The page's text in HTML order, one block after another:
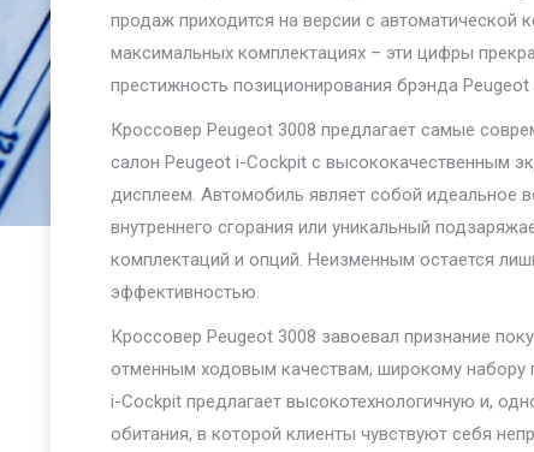
продаж приходится на версии с автоматической
максимальных комплектациях – эти цифры
престижность позиционирования брэнда Peugeot
Кроссовер Peugeot 3008 предлагает самые
салон Peugeot i-Cockpit с высококачественным
дисплеем. Автомобиль являет собой идеальное
внутреннего сгорания или уникальный
комплектаций и опций. Неизменным остается
эффективностью.
Кроссовер Peugeot 3008 завоевал признание
отменным ходовым качествам, широкому набору
i-Cockpit предлагает высокотехнологичную и,
обитания, в которой клиенты чувствуют себя